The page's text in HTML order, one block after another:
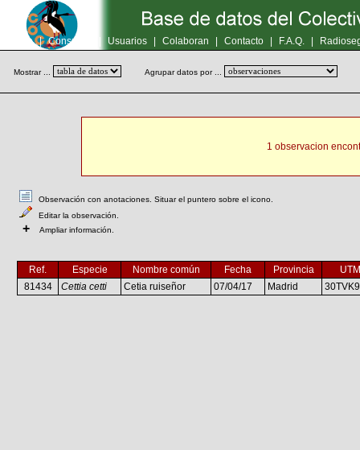
Inicio | Consultas Usuarios Colaboran Contacto F.A.Q.
Mostrar ... Agrupar datos por ...
1 observacion
Observación con anotaciones. Situar el puntero sobre el icono.
Editar la observación.
+ Ampliar información.
Ref. Especie Nombre común Fecha Provincia
UTM
81434
Cettia cetti Cetia ruiseñor 07/04/17 Madrid